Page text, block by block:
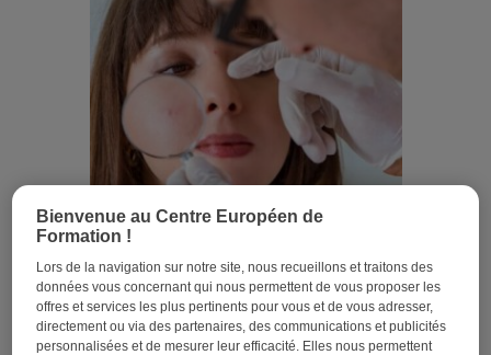
Tout savoir sur l’épreuve EP1 du CAP Esthétique
Bienvenue au Centre Européen de
Formation !
Lors de la navigation sur notre site, nous recueillons et traitons des
données vous concernant qui nous permettent de vous proposer les
offres et services les plus pertinents pour vous et de vous adresser,
directement ou via des partenaires, des communications et publicités
personnalisées et de mesurer leur efficacité. Elles nous permettent